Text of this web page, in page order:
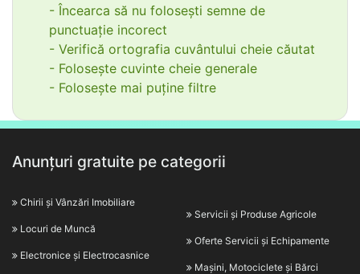
- Încearca să nu folosești semne de
punctuație incorect
- Verifică ortografia cuvântului cheie căutat
- Folosește cuvinte cheie generale
- Folosește mai puține filtre
Anunțuri gratuite pe categorii
Chirii și Vânzări Imobiliare
Locuri de Muncă
Electronice și Electrocasnice
Servicii și Produse Agricole
Oferte Servicii și Echipamente
Mașini, Motociclete și Bărci